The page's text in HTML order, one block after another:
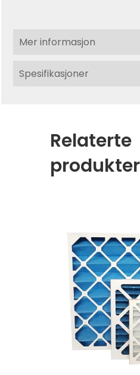
Mer informasjon
Spesifikasjoner
Relaterte
produkter